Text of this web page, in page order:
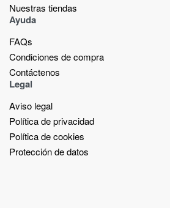
Nuestras tiendas​
Ayuda
FAQs
Condiciones de compra
Contáctenos
Legal
Aviso legal
Política de privacidad
Política de cookies
Protección de datos